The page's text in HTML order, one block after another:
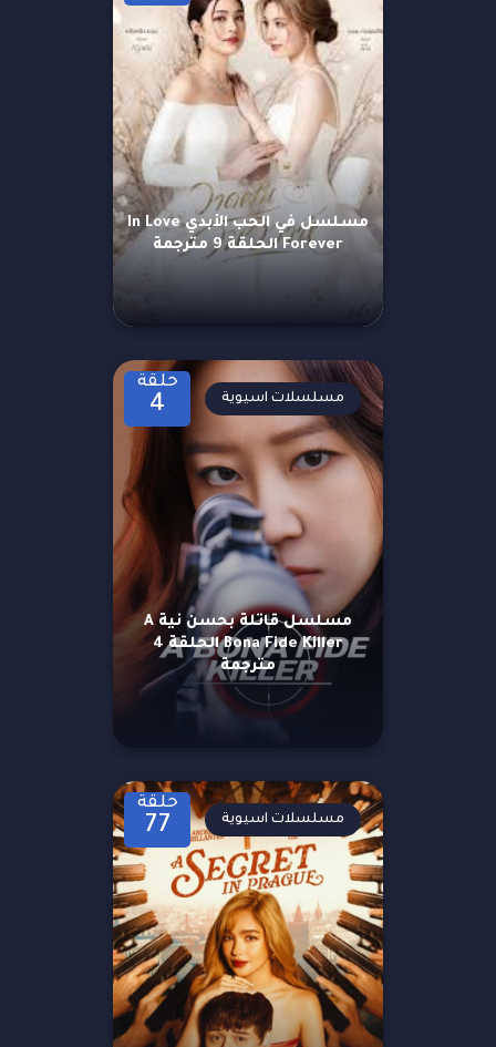
مسلسل في الحب الأبدي In Love
Forever الحلقة 9 مترجمة
حلقة
4
مسلسل قاتلة بحسن نية A
Bona Fide Killer الحلقة 4
مترجمة
مسلسلات اسيوية
حلقة
77 مسلسلات اسيوية